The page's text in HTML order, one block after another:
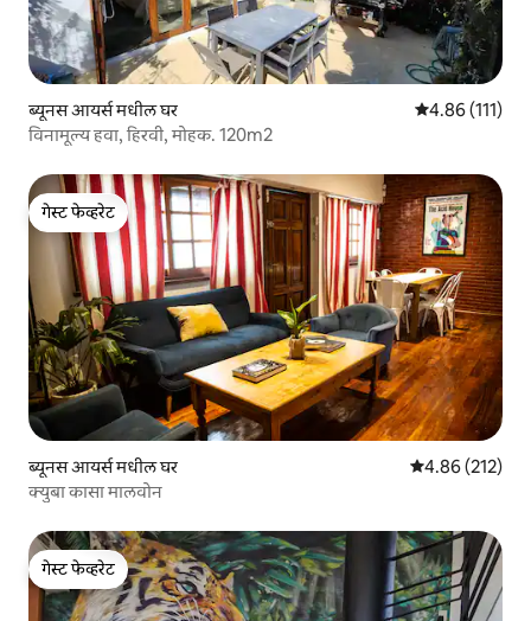
ब्यूनस आयर्स मधील घर 5 पैकी 4.86
4.86 (111)
विनामूल्य हवा, हिरवी, मोहक. 120m2
गेस्ट फेव्हरेट
गेस्ट फेव्हरेट
ब्यूनस आयर्स मधील घर 5 पैकी 4.86
4.86 (212)
क्युबा कासा मालवोन
गेस्ट फेव्हरेट
गेस्ट फेव्हरेट